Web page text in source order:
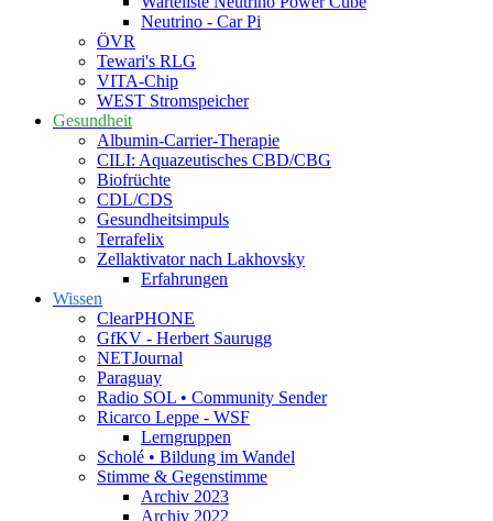
Neutrino - Car Pi
ÖVR
Tewari's RLG
VITA-Chip
WEST Stromspeicher
Gesundheit
Albumin-Carrier-Therapie
CILI: Aquazeutisches CBD/CBG
Biofrüchte
CDL/CDS
Gesundheitsimpuls
Terrafelix
Zellaktivator nach Lakhovsky
Erfahrungen
Wissen
ClearPHONE
GfKV - Herbert Saurugg
NETJournal
Paraguay
Radio SOL • Community Sender
Ricarco Leppe - WSF
Lerngruppen
Scholé • Bildung im Wandel
Stimme & Gegenstimme
Archiv 2023
Archiv 2022